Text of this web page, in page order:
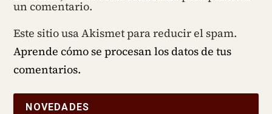
un comentario.
Este sitio usa Akismet para reducir el spam.
Aprende cómo se procesan los datos de tus
comentarios.
NOVEDADES